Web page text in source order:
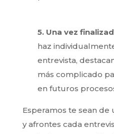
5. Una vez
haz
entrevista,
más complicado
en futuros
Esperamos te sean de
y afrontes cada